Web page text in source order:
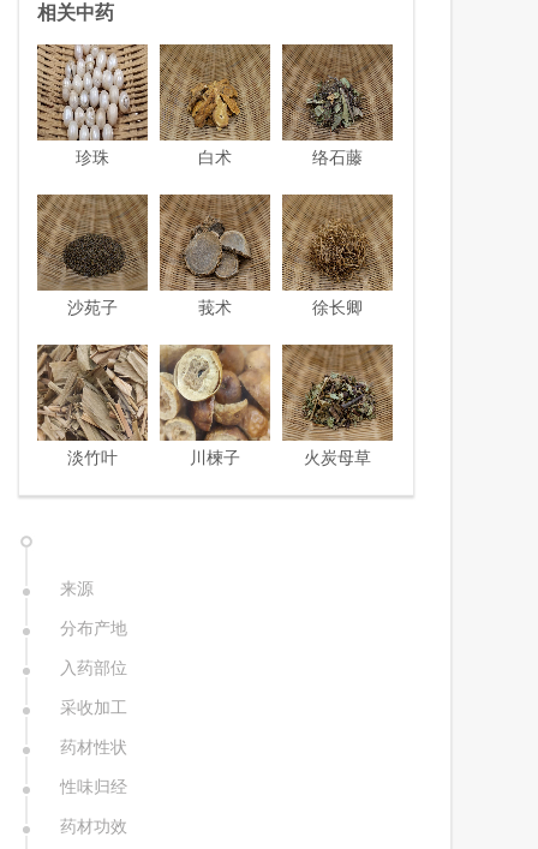
相关中药
珍珠 白术 络石藤
沙苑子 莪术 徐长卿
淡竹叶 川楝子 火炭母草
来源
分布产地
入药部位
采收加工
药材性状
性味归经
药材功效